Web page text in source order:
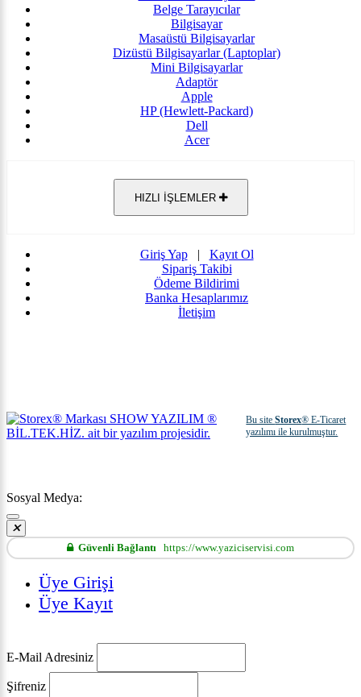
Belge Tarayıcılar
Bilgisayar
Masaüstü Bilgisayarlar
Dizüstü Bilgisayarlar (Laptoplar)
Mini Bilgisayarlar
Adaptör
Apple
HP (Hewlett-Packard)
Dell
Acer
HIZLI İŞLEMLER
Giriş Yap| Kayıt Ol
Sipariş Takibi
Ödeme Bildirimi
Banka Hesaplarımız
İletişim
Bu siteStorex® E-Ticaret
yazılımı ile kurulmuştur.
Sosyal Medya:
Güvenli Bağlantı https://www.yaziciservisi.com
Üye Girişi
Üye Kayıt
E-Mail Adresiniz
Şifreniz